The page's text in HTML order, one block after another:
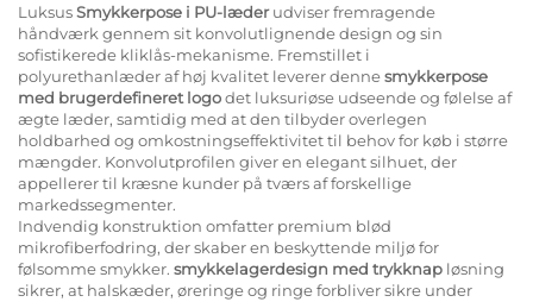
LuksusSmykkerpose i PU-læderudviser fremragende
håndværk gennem sit konvolutlignende design og sin
sofistikerede kliklås-mekanisme. Fremstillet i
polyurethanlæder af høj kvalitet leverer dennesmykkerpose
med brugerdefineret logodet luksuriøse udseende og følelse af
ægte læder, samtidig med at den tilbyder overlegen
holdbarhed og omkostningseffektivitet til behov for køb i større
mængder. Konvolutprofilen giver en elegant silhuet, der
appellerer til kræsne kunder på tværs af forskellige
markedssegmenter.
Indvendig konstruktion omfatter premium blød
mikrofiberfodring, der skaber en beskyttende miljø for
følsomme smykker. smykkelagerdesign med trykknap løsning
sikrer, at halskæder, øreringe og ringe forbliver sikre under